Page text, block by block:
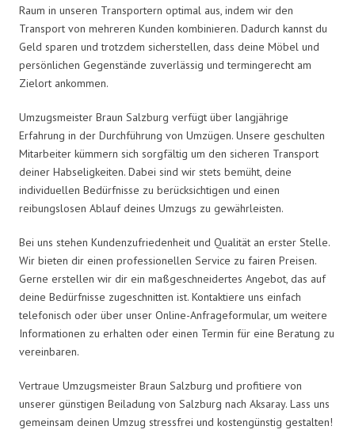
Raum in unseren Transportern optimal aus, indem wir den
Transport von mehreren Kunden kombinieren. Dadurch kannst du
Geld sparen und trotzdem sicherstellen, dass deine Möbel und
persönlichen Gegenstände zuverlässig und termingerecht am
Zielort ankommen.
Umzugsmeister Braun Salzburg verfügt über langjährige
Erfahrung in der Durchführung von Umzügen. Unsere geschulten
Mitarbeiter kümmern sich sorgfältig um den sicheren Transport
deiner Habseligkeiten. Dabei sind wir stets bemüht, deine
individuellen Bedürfnisse zu berücksichtigen und einen
reibungslosen Ablauf deines Umzugs zu gewährleisten.
Bei uns stehen Kundenzufriedenheit und Qualität an erster Stelle.
Wir bieten dir einen professionellen Service zu fairen Preisen.
Gerne erstellen wir dir ein maßgeschneidertes Angebot, das auf
deine Bedürfnisse zugeschnitten ist. Kontaktiere uns einfach
telefonisch oder über unser Online-Anfrageformular, um weitere
Informationen zu erhalten oder einen Termin für eine Beratung zu
vereinbaren.
Vertraue Umzugsmeister Braun Salzburg und profitiere von
unserer günstigen Beiladung von Salzburg nach Aksaray. Lass uns
gemeinsam deinen Umzug stressfrei und kostengünstig gestalten!